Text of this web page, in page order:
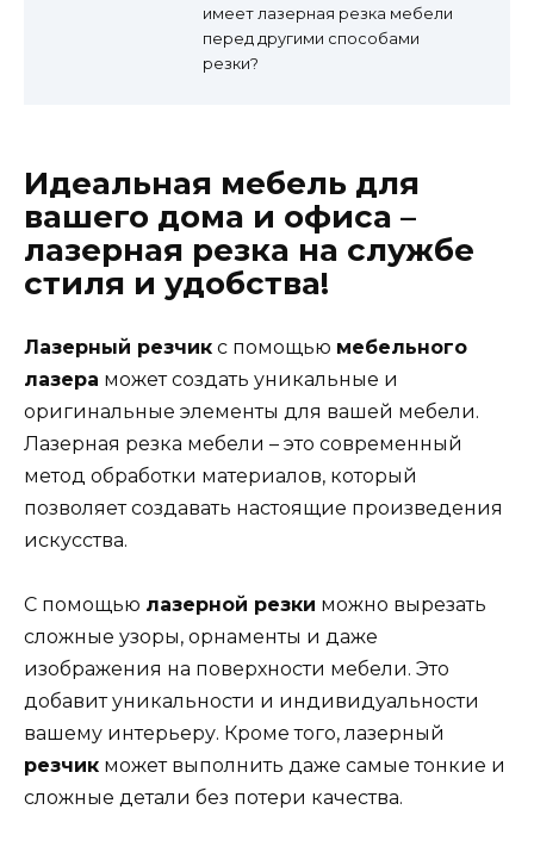
имеет лазерная резка мебели
перед другими способами
резки?
Идеальная мебель для
вашего дома и офиса –
лазерная резка на службе
стиля и удобства!
Лазерный резчик с помощью мебельного
лазера может создать уникальные и
оригинальные элементы для вашей мебели.
Лазерная резка мебели – это современный
метод обработки материалов, который
позволяет создавать настоящие произведения
искусства.
С помощью лазерной резки можно вырезать
сложные узоры, орнаменты и даже
изображения на поверхности мебели. Это
добавит уникальности и индивидуальности
вашему интерьеру. Кроме того, лазерный
резчик может выполнить даже самые тонкие и
сложные детали без потери качества.